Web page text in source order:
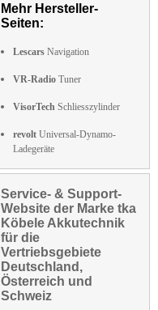
Mehr Hersteller-
Seiten:
Lescars Navigation
VR-Radio Tuner
VisorTech Schliesszylinder
revolt Universal-Dynamo-
Ladegeräte
Service- & Support-
Website der Marke tka
Köbele Akkutechnik
für die
Vertriebsgebiete
Deutschland,
Österreich und
Schweiz